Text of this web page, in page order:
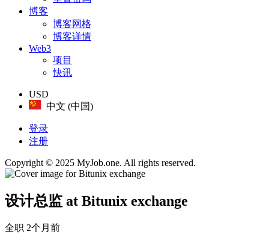
博客
博客网格
博客详情
Web3
项目
快讯
USD
中文 (中国)
登录
注册
Copyright © 2025 MyJob.one. All rights reserved.
设计总监 at Bitunix exchange
全职 2个月前